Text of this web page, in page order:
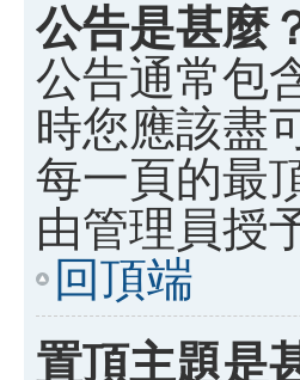
公告是甚麼
公告通常包
時您應該盡
每一頁的最
由管理員授
回頂端
置頂主題是